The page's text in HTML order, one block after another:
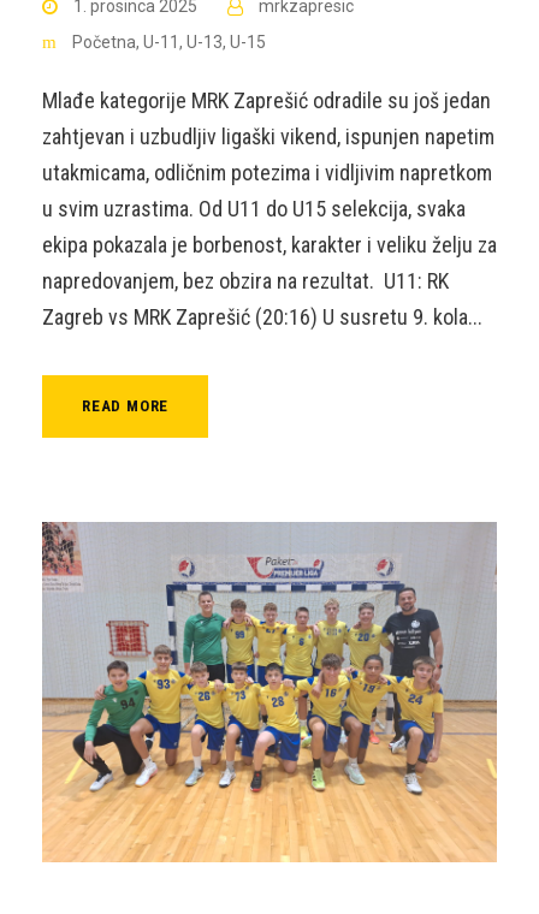
1. prosinca 2025
mrkzapresic
Početna, U-11, U-13, U-15
Mlađe kategorije MRK Zaprešić odradile su još jedan
zahtjevan i uzbudljiv ligaški vikend, ispunjen napetim
utakmicama, odličnim potezima i vidljivim napretkom
u svim uzrastima. Od U11 do U15 selekcija, svaka
ekipa pokazala je borbenost, karakter i veliku želju za
napredovanjem, bez obzira na rezultat. U11: RK
Zagreb vs MRK Zaprešić (20:16) U susretu 9. kola...
READ MORE